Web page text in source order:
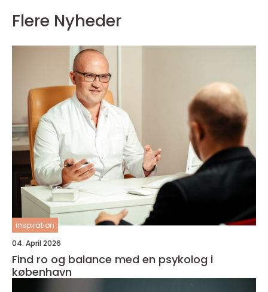
Flere Nyheder
inspiration
04. April 2026
Find ro og balance med en psykolog i
københavn